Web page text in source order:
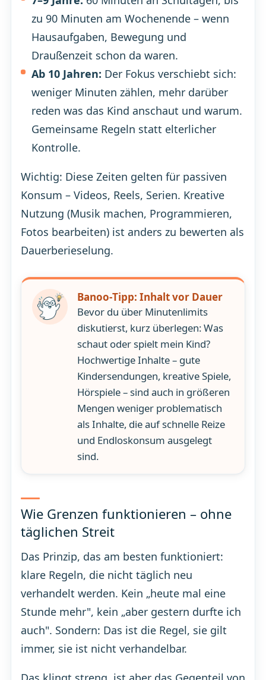
zu 90 Minuten am Wochenende – wenn
Hausaufgaben, Bewegung und
Draußenzeit schon da waren.
Ab 10 Jahren: Der Fokus verschiebt sich:
weniger Minuten zählen, mehr darüber
reden was das Kind anschaut und warum.
Gemeinsame Regeln statt elterlicher
Kontrolle.
Wichtig: Diese Zeiten gelten für passiven
Konsum – Videos, Reels, Serien. Kreative
Nutzung (Musik machen, Programmieren,
Fotos bearbeiten) ist anders zu bewerten als
Dauerberieselung.
Banoo-Tipp: Inhalt vor Dauer
Bevor du über Minutenlimits
diskutierst, kurz überlegen: Was
schaut oder spielt mein Kind?
Hochwertige Inhalte – gute
Kindersendungen, kreative Spiele,
Hörspiele – sind auch in größeren
Mengen weniger problematisch
als Inhalte, die auf schnelle Reize
und Endloskonsum ausgelegt
sind.
Wie Grenzen funktionieren – ohne
täglichen Streit
Das Prinzip, das am besten funktioniert:
klare Regeln, die nicht täglich neu
verhandelt werden. Kein „heute mal eine
Stunde mehr", kein „aber gestern durfte ich
auch". Sondern: Das ist die Regel, sie gilt
immer, sie ist nicht verhandelbar.